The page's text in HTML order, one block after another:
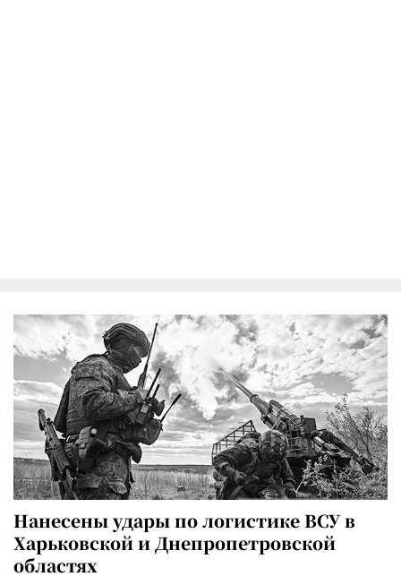
Нанесены удары по логистике ВСУ в
Харьковской и Днепропетровской
областях